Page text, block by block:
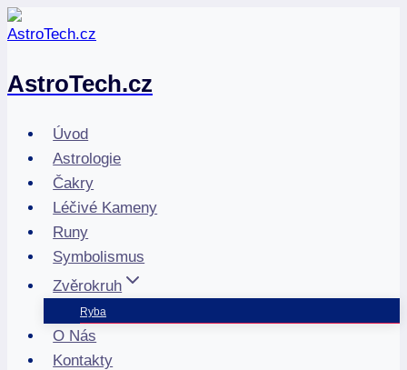
Přeskočit
na
AstroTech.cz
Úvod
Astrologie
Čakry
Léčivé Kameny
Runy
Symbolismus
Zvěrokruh
Ryba
O Nás
Kontakty